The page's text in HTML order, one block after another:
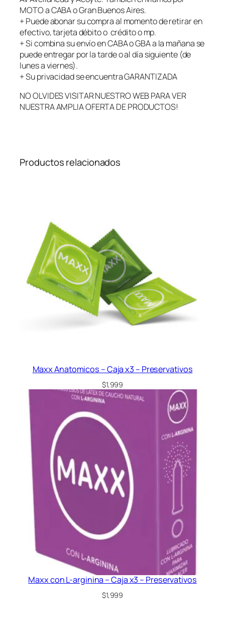
o
s
c
a
n
t
i
a
d
MOTO a CABA o Gran Buenos Aires.
+ Puede abonar su compra al momento de retirar en
efectivo, tarjeta débito o crédito o mp.
+ Si combina su envío en CABA o GBA a la mañana se
puede entregar por la tarde o al día siguiente (de
lunes a viernes).
+ Su privacidad se encuentra GARANTIZADA
NO OLVIDES VISITAR NUESTRO WEB PARA VER
NUESTRA AMPLIA OFERTA DE PRODUCTOS!
Productos relacionados
Maxx Anatomicos – Caja x3 – Preservativos
$1,999
Maxx con L-arginina – Caja x3 – Preservativos
$1,999